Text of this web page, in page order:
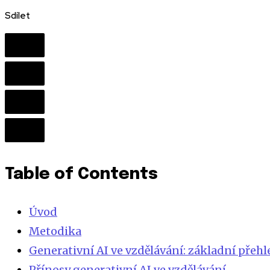
Sdílet
Table of Contents
Úvod
Metodika
Generativní AI ve vzdělávání: základní